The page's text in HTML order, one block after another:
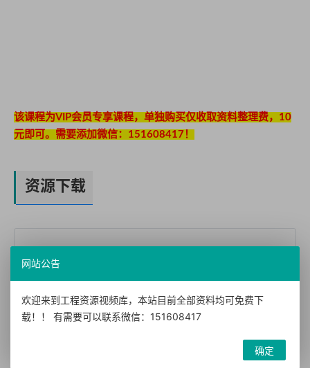
该课程为VIP会员专享课程，单独购买仅收取资料整理费，10
元即可。需要添加微信：151608417！
资源下载
您需要
转载声明：本站发布文章及版权归原作者所有，转载本站文章请注明文
网站公告
欢迎来到工程资源视频库，本站目前全部资料均可免费下
载！！ 有需要可以联系微信：151608417
确定